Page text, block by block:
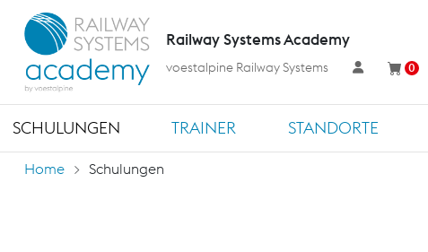
SCHULUNGEN TRAINER STANDORTE
Railway Systems Academy
voestalpine Railway Systems 0
Home Schulungen